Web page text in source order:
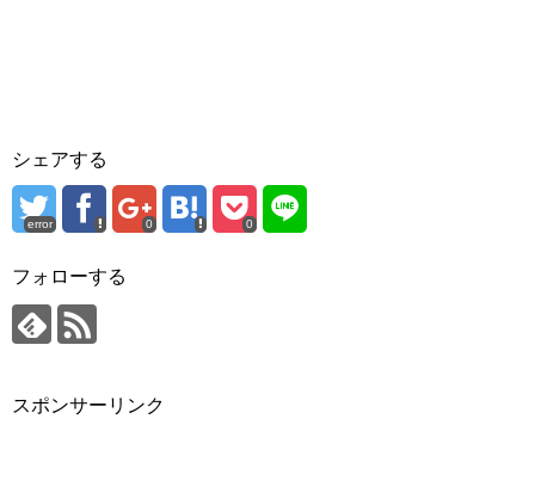
シェアする
error 0 0
フォローする
スポンサーリンク